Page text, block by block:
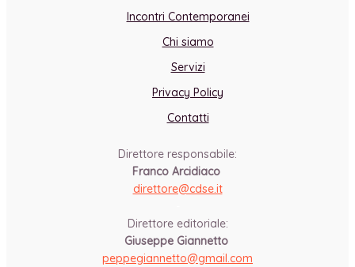
Incontri Contemporanei
Chi siamo
Servizi
Privacy Policy
Contatti
Direttore responsabile:
Franco Arcidiaco
direttore@cdse.it
Direttore editoriale:
Giuseppe Giannetto
peppegiannetto@gmail.com